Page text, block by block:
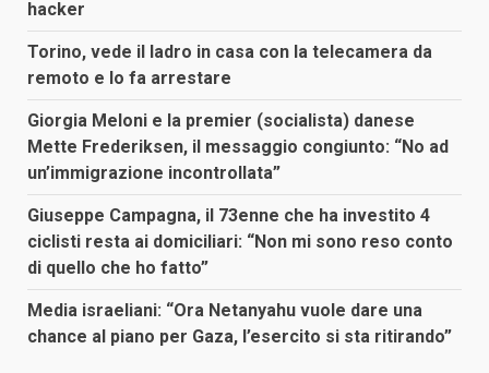
hacker
Torino, vede il ladro in casa con la telecamera da
remoto e lo fa arrestare
Giorgia Meloni e la premier (socialista) danese
Mette Frederiksen, il messaggio congiunto: “No ad
un’immigrazione incontrollata”
Giuseppe Campagna, il 73enne che ha investito 4
ciclisti resta ai domiciliari: “Non mi sono reso conto
di quello che ho fatto”
Media israeliani: “Ora Netanyahu vuole dare una
chance al piano per Gaza, l’esercito si sta ritirando”